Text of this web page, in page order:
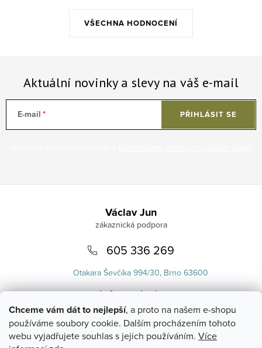
Chceme vám dát to nejlepší, a proto na našem e-shopu
používáme soubory cookie. Dalším procházením tohoto
webu vyjadřujete souhlas s jejich používáním. Více
VŠECHNA HODNOCENÍ
Aktuální novinky a slevy na váš e-mail
E-mail PŘIHLÁSIT SE
Václav Jun
605 336 269
Otakara Ševčíka 994/30, Brno 63600
info@uvlasku.cz